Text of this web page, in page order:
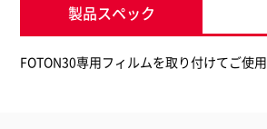
製品スペック
FOTON30専用フィルムを取り付けてご使用